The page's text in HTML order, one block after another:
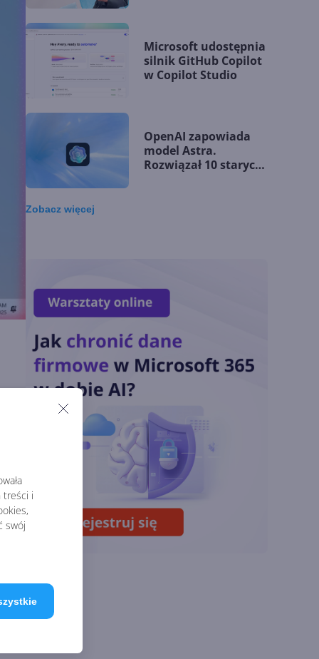
treści i
swój
Microsoft udostępnia
silnik GitHub Copilot
w Copilot Studio
OpenAI zapowiada
model Astra.
Rozwiązał 10 starych
Lista zmian w
Microsoft 365 Copilot.
Podsumowanie lipca
2026
modeli GPT-5.6.
Odpowiedź na presję
Chin
Miliardy z AI i
chmury. Microsoft
ogłasza znakomite
wyniki i
Zobaczwięcej